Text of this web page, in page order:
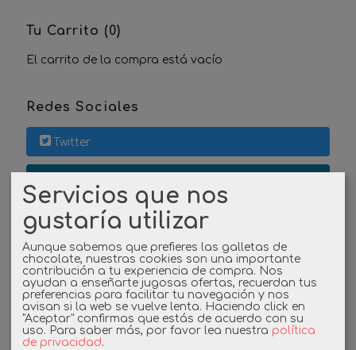
Tu Carrito (0)
El carrito de la compra está vacío
Redes Sociales
Twitter
Instagram
Facebook
Cupones
Servicios que nos
gustaría utilizar
Aunque sabemos que prefieres las galletas de
chocolate, nuestras cookies son una importante
contribución a tu experiencia de compra. Nos
ayudan a enseñarte jugosas ofertas, recuerdan tus
preferencias para facilitar tu navegación y nos
avisan si la web se vuelve lenta. Haciendo click en
"Aceptar" confirmas que estás de acuerdo con su
uso. Para saber más, por favor lea nuestra política
de privacidad.